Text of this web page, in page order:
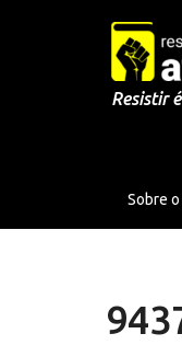
Pular para o conteúdo
Resistir
Sobre